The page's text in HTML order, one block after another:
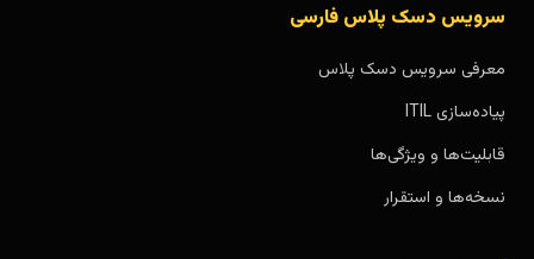
سرویس دسک پلاس فارسی
معرفی سرویس دسک پلاس
پیاده‌سازی ITIL
قابلیت‌ها و ویژگی‌ها
نسخه‌ها و استقرار